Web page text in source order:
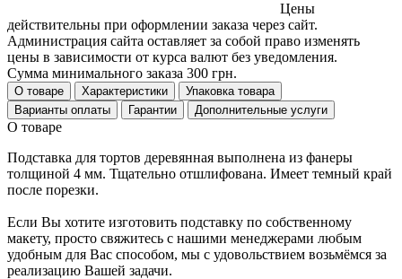
Цены
действительны при оформлении заказа через сайт.
Администрация сайта оставляет за собой право изменять
цены в зависимости от курса валют без уведомления.
Сумма минимального заказа 300 грн.
О товаре Характеристики
Упаковка товара
Варианты оплаты
Гарантии Дополнительные услуги
О товаре
Подставка для тортов деревянная выполнена из фанеры
толщиной 4 мм. Тщательно отшлифована. Имеет темный край
после порезки.
Если Вы хотите изготовить подставку по собственному
макету, просто свяжитесь с нашими менеджерами любым
удобным для Вас способом, мы с удовольствием возьмёмся за
реализацию Вашей задачи.